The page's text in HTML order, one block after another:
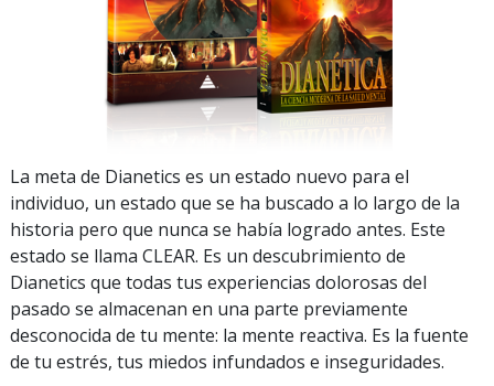
La meta de Dianetics es un estado nuevo para el
individuo, un estado que se ha buscado a lo largo de la
historia pero que nunca se había logrado antes. Este
estado se llama CLEAR. Es un descubrimiento de
Dianetics que todas tus experiencias dolorosas del
pasado se almacenan en una parte previamente
desconocida de tu mente: la mente reactiva. Es la fuente
de tu estrés, tus miedos infundados e inseguridades.